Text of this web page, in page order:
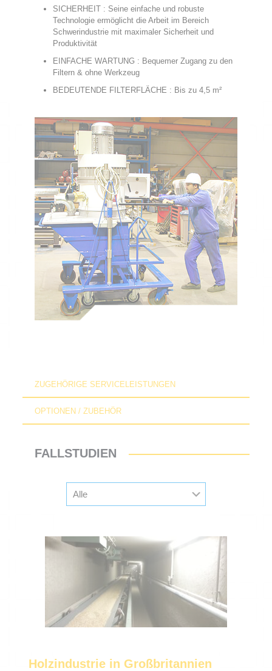
SICHERHEIT : Seine einfache und robuste
Technologie ermöglicht die Arbeit im Bereich
Schwerindustrie mit maximaler Sicherheit und
Produktivität
EINFACHE WARTUNG : Bequemer Zugang zu den
Filtern & ohne Werkzeug
BEDEUTENDE FILTERFLÄCHE : Bis zu 4,5 m²
ZUGEHÖRIGE SERVICELEISTUNGEN
OPTIONEN / ZUBEHÖR
FALLSTUDIEN
Holzindustrie in Großbritannien